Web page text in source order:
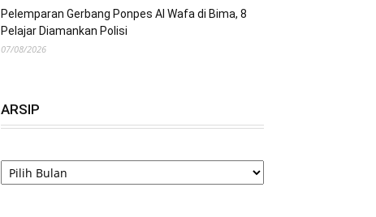
Pelemparan Gerbang Ponpes Al Wafa di Bima, 8
Pelajar Diamankan Polisi
07/08/2026
ARSIP
ARSIP